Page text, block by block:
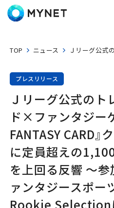
TOP ニュース Ｊリーグ公式
プレスリリース
Ｊリーグ公式のト
ド×ファンタジー
FANTASY CARD』
に定員超えの
を上回る反響 ～
ァンタジースポー